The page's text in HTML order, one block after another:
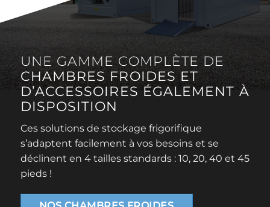
UNE GAMME COMPLÈTE DE
CHAMBRES FROIDES ET
D’ACCESSOIRES ÉGALEMENT À
DISPOSITION
Ces solutions de stockage frigorifique
s’adaptent facilement à vos besoins et se
déclinent en 4 tailles standards : 10, 20, 40 et 45
pieds !